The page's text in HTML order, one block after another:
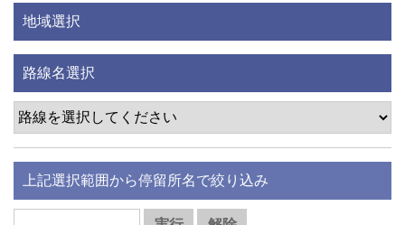
地域選択
路線名選択
上記選択範囲から停留所名で絞り込み